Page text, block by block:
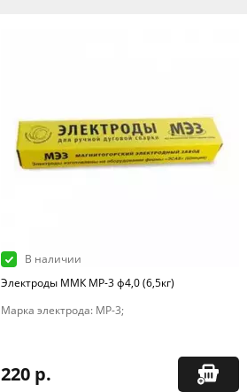
В наличии
Электроды ММК МР-3 ф4,0 (6,5кг)
Марка электрода: МР-3;
220 р.